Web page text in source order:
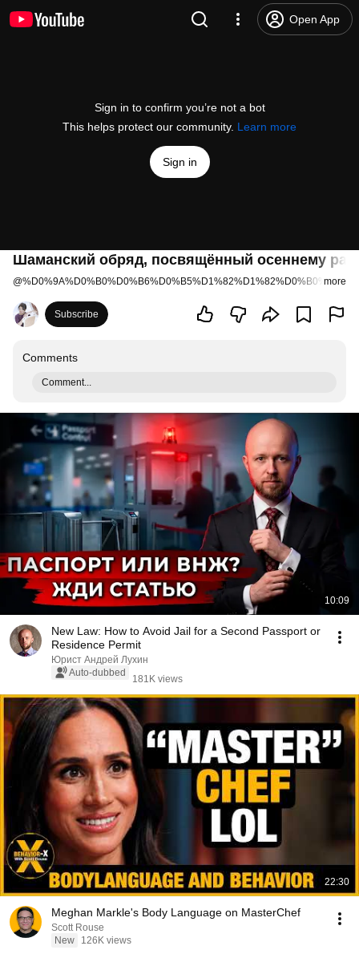
Open App
Sign in to confirm you’re not a bot
This helps protect our community. Learn more
Sign in
Шаманский обряд, посвящённый осеннему
@ more
Subscribe
Comments
Comment...
10:09
New Law: How to Avoid Jail for a Second Passport or
Residence Permit
Юрист Андрей Лухин
Auto-dubbed
181K views
22:30
Meghan Markle's Body Language on MasterChef
Scott Rouse
New
126K views